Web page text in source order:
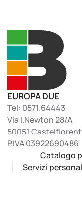
EUROPA DUE
Tel: 0571.64443
Via I.Newton 28/A
50051
P.IVA 03922690486
Catalogo
Servizi